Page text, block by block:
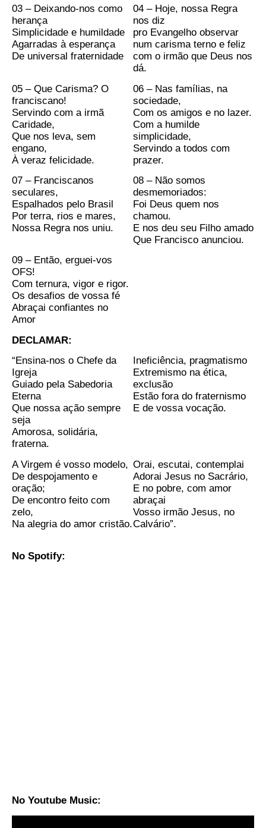
03 – Deixando-nos como
herança
Simplicidade e humildade
Agarradas à esperança
De universal fraternidade
04 – Hoje, nossa Regra
nos diz
pro Evangelho observar
num carisma terno e feliz
com o irmão que Deus nos
dá.
05 – Que Carisma? O
franciscano!
Servindo com a irmã
Caridade,
Que nos leva, sem
engano,
À veraz felicidade.
06 – Nas famílias, na
sociedade,
Com os amigos e no lazer.
Com a humilde
simplicidade,
Servindo a todos com
prazer.
07 – Franciscanos
seculares,
Espalhados pelo Brasil
Por terra, rios e mares,
Nossa Regra nos uniu.
08 – Não somos
desmemoriados:
Foi Deus quem nos
chamou.
E nos deu seu Filho amado
Que Francisco anunciou.
09 – Então, erguei-vos
OFS!
Com ternura, vigor e rigor.
Os desafios de vossa fé
Abraçai confiantes no
Amor
DECLAMAR:
“Ensina-nos o Chefe da
Igreja
Guiado pela Sabedoria
Eterna
Que nossa ação sempre
seja
Amorosa, solidária,
fraterna.
Ineficiência, pragmatismo
Extremismo na ética,
exclusão
Estão fora do fraternismo
E de vossa vocação.
A Virgem é vosso modelo,
De despojamento e
oração;
De encontro feito com
zelo,
Na alegria do amor cristão.
Orai, escutai, contemplai
Adorai Jesus no Sacrário,
E no pobre, com amor
abraçai
Vosso irmão Jesus, no
Calvário”.
No Spotify:
No Youtube Music: